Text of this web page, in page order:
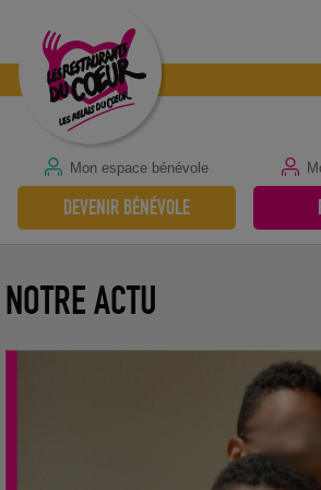
Mon espace bénévole
DEVENIR BÉNÉVOLE
NOTRE ACTU
29 juin 2026